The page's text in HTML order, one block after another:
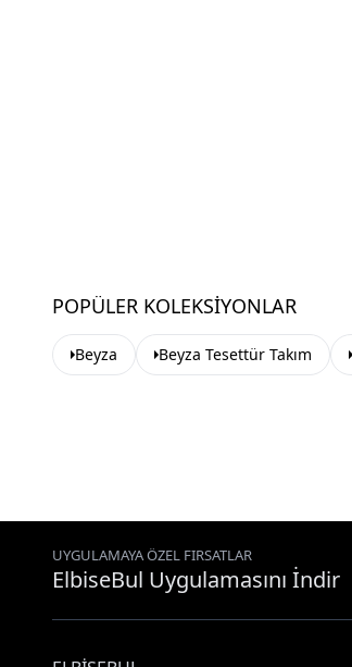
POPÜLER KOLEKSIYONLAR
Beyza Beyza Tesettür Takım
UYGULAMAYA ÖZEL FIRSATLAR
ElbiseBul Uygulamasını İndir